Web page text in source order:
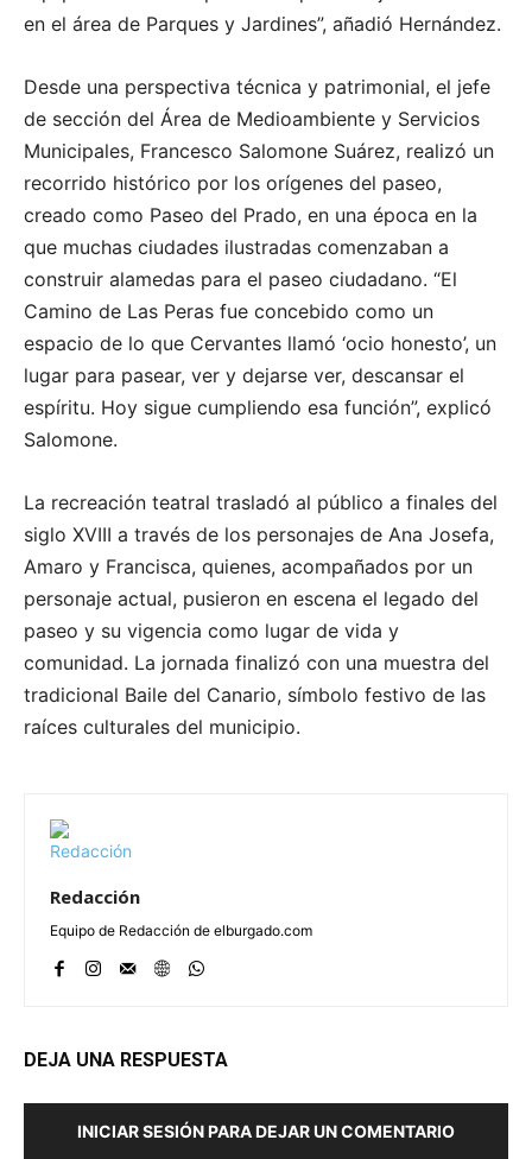
en el área de Parques y Jardines”, añadió Hernández.
Desde una perspectiva técnica y patrimonial, el jefe
de sección del Área de Medioambiente y Servicios
Municipales, Francesco Salomone Suárez, realizó un
recorrido histórico por los orígenes del paseo,
creado como Paseo del Prado, en una época en la
que muchas ciudades ilustradas comenzaban a
construir alamedas para el paseo ciudadano. “El
Camino de Las Peras fue concebido como un
espacio de lo que Cervantes llamó ‘ocio honesto’, un
lugar para pasear, ver y dejarse ver, descansar el
espíritu. Hoy sigue cumpliendo esa función”, explicó
Salomone.
La recreación teatral trasladó al público a finales del
siglo XVIII a través de los personajes de Ana Josefa,
Amaro y Francisca, quienes, acompañados por un
personaje actual, pusieron en escena el legado del
paseo y su vigencia como lugar de vida y
comunidad. La jornada finalizó con una muestra del
tradicional Baile del Canario, símbolo festivo de las
raíces culturales del municipio.
Redacción
Equipo de Redacción de elburgado.com
DEJA UNA RESPUESTA
INICIAR SESIÓN PARA DEJAR UN COMENTARIO